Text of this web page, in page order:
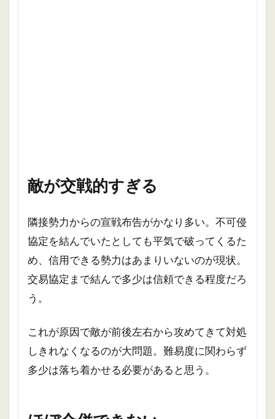
敵が交戦的すぎる
隣接勢力からの宣戦布告がかなり多い。不可侵
協定を結んでいたとしても平気で破ってくるた
め、信用できる勢力はあまりいないのが現状。
交易協定まで結んで多少は信頼できる程度だろ
う。
これが原因で敵が前後左右から攻めてきて対処
しきれなくなるのが大問題。難易度に関わらず
多少は落ち着かせる必要があると思う。